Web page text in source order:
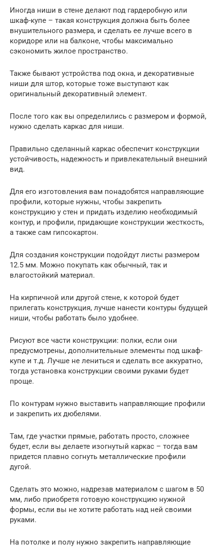
Иногда ниши в стене делают под гардеробную или
шкаф-купе – такая конструкция должна быть более
внушительного размера, и сделать ее лучше всего в
коридоре или на балконе, чтобы максимально
сэкономить жилое пространство.
Также бывают устройства под окна, и декоративные
ниши для штор, которые тоже выступают как
оригинальный декоративный элемент.
После того как вы определились с размером и формой,
нужно сделать каркас для ниши.
Правильно сделанный каркас обеспечит конструкции
устойчивость, надежность и привлекательный внешний
вид.
Для его изготовления вам понадобятся направляющие
профили, которые нужны, чтобы закрепить
конструкцию у стен и придать изделию необходимый
контур, и профили, придающие конструкции жесткость,
а также сам гипсокартон.
Для создания конструкции подойдут листы размером
12.5 мм. Можно покупать как обычный, так и
влагостойкий материал.
На кирпичной или другой стене, к которой будет
прилегать конструкция, лучше нанести контуры будущей
ниши, чтобы работать было удобнее.
Рисуют все части конструкции: полки, если они
предусмотрены, дополнительные элементы под шкаф-
купе и т.д. Лучше не лениться и сделать все аккуратно,
тогда установка конструкции своими руками будет
проще.
По контурам нужно выставить направляющие профили
и закрепить их дюбелями.
Там, где участки прямые, работать просто, сложнее
будет, если вы делаете изогнутый каркас – тогда вам
придется плавно согнуть металлические профили
дугой.
Сделать это можно, надрезав материалом с шагом в 50
мм, либо приобретя готовую конструкцию нужной
формы, если вы не хотите работать над ней своими
руками.
На потолке и полу нужно закрепить направляющие